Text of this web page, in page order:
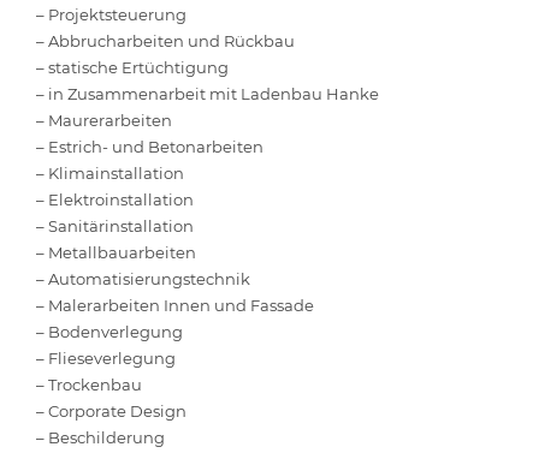
– Projektsteuerung
– Abbrucharbeiten und Rückbau
– statische Ertüchtigung
– in Zusammenarbeit mit Ladenbau Hanke
– Maurerarbeiten
– Estrich- und Betonarbeiten
– Klimainstallation
– Elektroinstallation
– Sanitärinstallation
– Metallbauarbeiten
– Automatisierungstechnik
– Malerarbeiten Innen und Fassade
– Bodenverlegung
– Flieseverlegung
– Trockenbau
– Corporate Design
– Beschilderung